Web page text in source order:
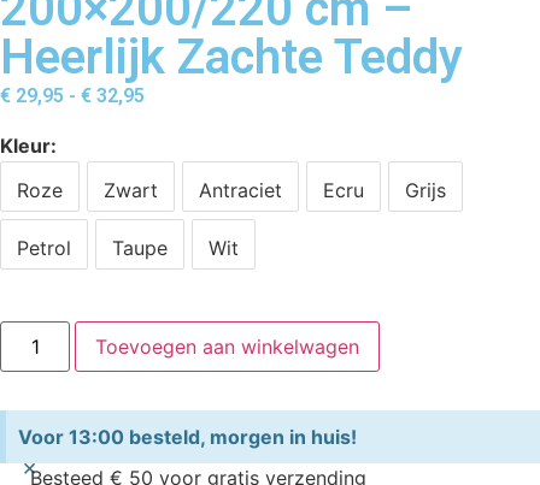
Heerlijk Zachte Teddy
€ 29,95 - € 32,95
Kleur
Roze
Zwart Antraciet Ecru Grijs
Petrol Taupe Wit
Toevoegen aan winkelwagen
Voor 13:00 besteld, morgen in huis!
×Besteed € 50 voor gratis verzending